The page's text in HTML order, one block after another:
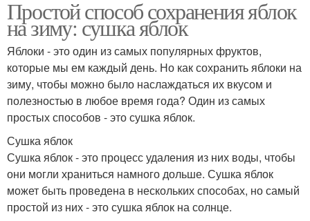
Простой способ сохранения яблок
на зиму: сушка яблок
Яблоки - это один из самых популярных фруктов,
которые мы ем каждый день. Но как сохранить яблоки на
зиму, чтобы можно было наслаждаться их вкусом и
полезностью в любое время года? Один из самых
простых способов - это сушка яблок.
Сушка яблок
Сушка яблок - это процесс удаления из них воды, чтобы
они могли храниться намного дольше. Сушка яблок
может быть проведена в нескольких способах, но самый
простой из них - это сушка яблок на солнце.